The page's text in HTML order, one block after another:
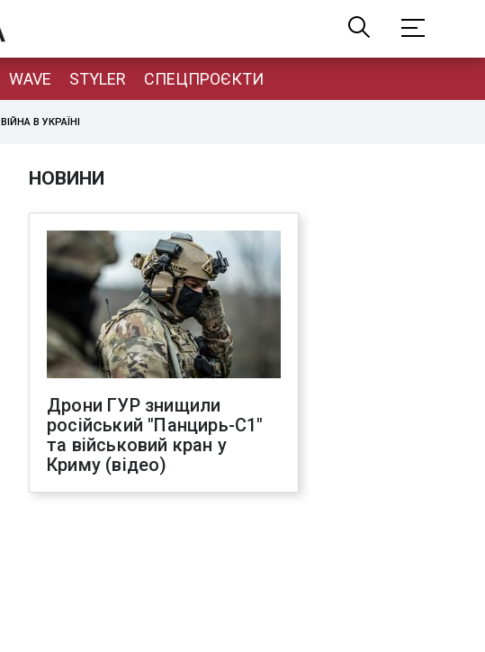
WAVE STYLER СПЕЦПРОЄКТИ
ВІЙНА В УКРАЇНІ
НОВИНИ
Дрони ГУР знищили
російський "Панцирь-С1"
та військовий кран у
Криму (відео)